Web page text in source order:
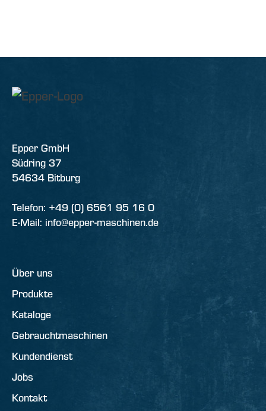
Epper GmbH
Südring 37
54634 Bitburg
Telefon: +49 (0) 6561 95 16 0
E-Mail: info@epper-maschinen.de
Über uns
Produkte
Kataloge
Gebrauchtmaschinen
Kundendienst
Jobs
Kontakt